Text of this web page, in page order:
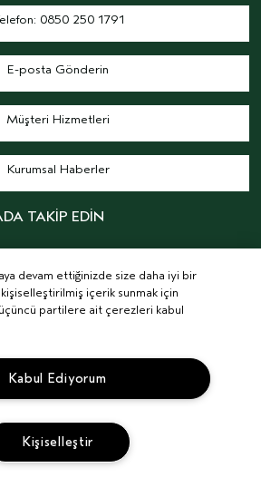
SEPETE EKLE
0850 250 1791
E-posta Gönderin
Müşteri Hizmetleri
Kurumsal Haberler
TAKİP EDİN
& KOŞULLARGIZLILIK POLITIKASI
KVKK AYDINLATMA METNİ
SITE ÇEREZLERINI YÖNET
devam ettiğinizde size daha iyi bir
içerik sunmak için
üçüncü partilere ait çerezleri kabul
Kabul Ediyorum
Kişiselleştir